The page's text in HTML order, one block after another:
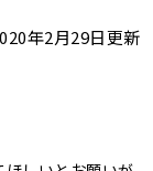
年2月29日更新